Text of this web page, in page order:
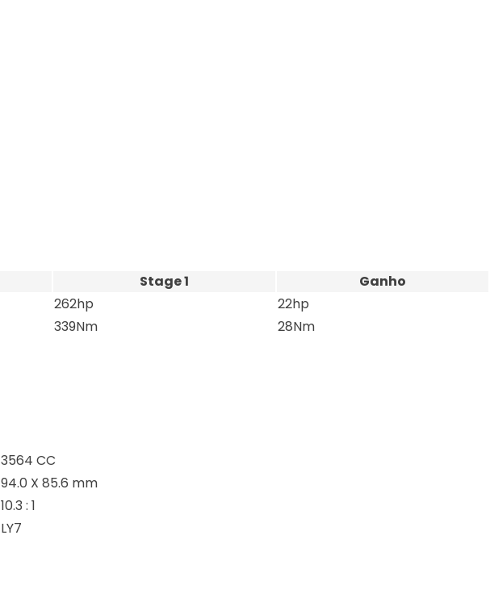
Stage 1
Ganho
262hp
22hp
339Nm 28Nm
3564 CC
94.0 X 85.6 mm
10.3 : 1
LY7